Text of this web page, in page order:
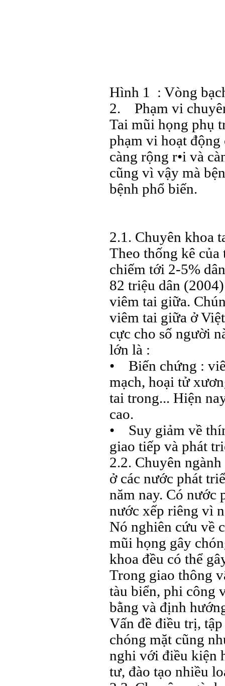
Hình 1 : Vòng
2. Phạm vi
Tai mũi họng phụ
phạm vi hoạt
càng rộng r•i và
cũng vì vậy mà
bệnh phổ biến.
2.1. Chuyên khoa
Theo thống kê
chiếm tới 2-5%
82 triệu dân
viêm tai giữa.
viêm tai giữa ở
cực cho số người
lớn là :
• Biến chứng :
mạch, hoại tử
tai trong... Hiện
cao.
• Suy giảm về
giao tiếp và phát
2.2. Chuyên
ở các nước phát
năm nay. Có nước
nước xếp riêng vì
Nó nghiên cứu về
mũi họng gây
khoa đều có thể
Trong giao thông
tàu biển, phi công
bằng và định
Vấn đề điều trị,
chóng mặt cũng
nghi với điều kiện
tư, đào tạo nhiều